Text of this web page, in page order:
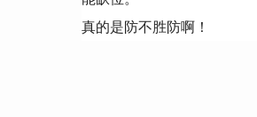
真的是防不胜防啊！